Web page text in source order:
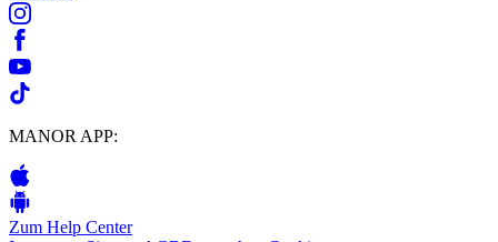
MANOR APP:
Zum Help Center